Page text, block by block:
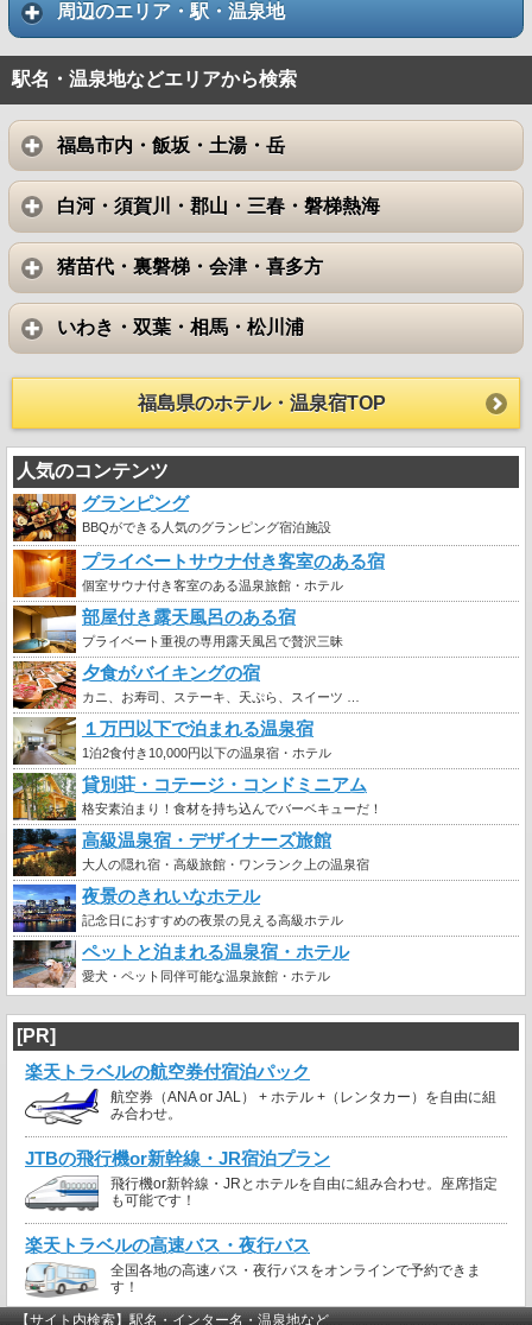
周辺のエリア・駅・温泉地
駅名・温泉地などエリアから検索
福島市内・飯坂・土湯・岳
白河・須賀川・郡山・三春・磐梯熱海
猪苗代・裏磐梯・会津・喜多方
いわき・双葉・相馬・松川浦
福島県のホテル・温泉宿TOP
人気のコンテンツ
グランピング
BBQができる人気のグランピング宿泊施設
プライベートサウナ付き客室のある宿
個室サウナ付き客室のある温泉旅館・ホテル
部屋付き露天風呂のある宿
プライベート重視の専用露天風呂で贅沢三昧
夕食がバイキングの宿
カニ、お寿司、ステーキ、天ぷら、スイーツ …
１万円以下で泊まれる温泉宿
1泊2食付き10,000円以下の温泉宿・ホテル
貸別荘・コテージ・コンドミニアム
格安素泊まり！食材を持ち込んでバーベキューだ！
高級温泉宿・デザイナーズ旅館
大人の隠れ宿・高級旅館・ワンランク上の温泉宿
夜景のきれいなホテル
記念日におすすめの夜景の見える高級ホテル
ペットと泊まれる温泉宿・ホテル
愛犬・ペット同伴可能な温泉旅館・ホテル
[PR]
楽天トラベルの航空券付宿泊パック
航空券（ANA or JAL） + ホテル +（レンタカー）を自由に組
み合わせ。
JTBの飛行機or新幹線・JR宿泊プラン
飛行機or新幹線・JRとホテルを自由に組み合わせ。座席指定
も可能です！
楽天トラベルの高速バス・夜行バス
全国各地の高速バス・夜行バスをオンラインで予約できま
す！
【サイト内検索】駅名・インター名・温泉地など